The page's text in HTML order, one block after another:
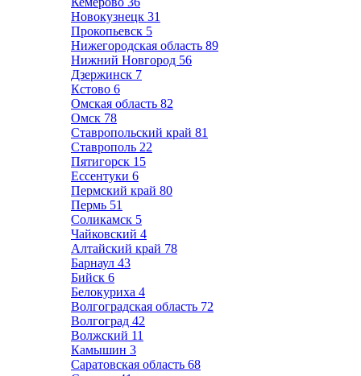
Новокузнецк 31
Прокопьевск 5
Нижегородская область 89
Нижний Новгород 56
Дзержинск 7
Кстово 6
Омская область 82
Омск 78
Ставропольский край 81
Ставрополь 22
Пятигорск 15
Ессентуки 6
Пермский край 80
Пермь 51
Соликамск 5
Чайковский 4
Алтайский край 78
Барнаул 43
Бийск 6
Белокуриха 4
Волгоградская область 72
Волгоград 42
Волжский 11
Камышин 3
Саратовская область 68